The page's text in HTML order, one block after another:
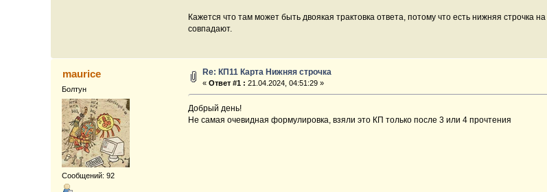
Кажется что там может быть двоякая трактовка ответа, потому что есть нижняя строчка
совпадают.
maurice
Болтун
Сообщений: 92
Re: КП11 Карта Нижняя строчка
«Ответ #1 : 21.04.2024, 04:51:29 »
Добрый день!
Не самая очевидная формулировка, взяли это КП только после 3 или 4 прочтения